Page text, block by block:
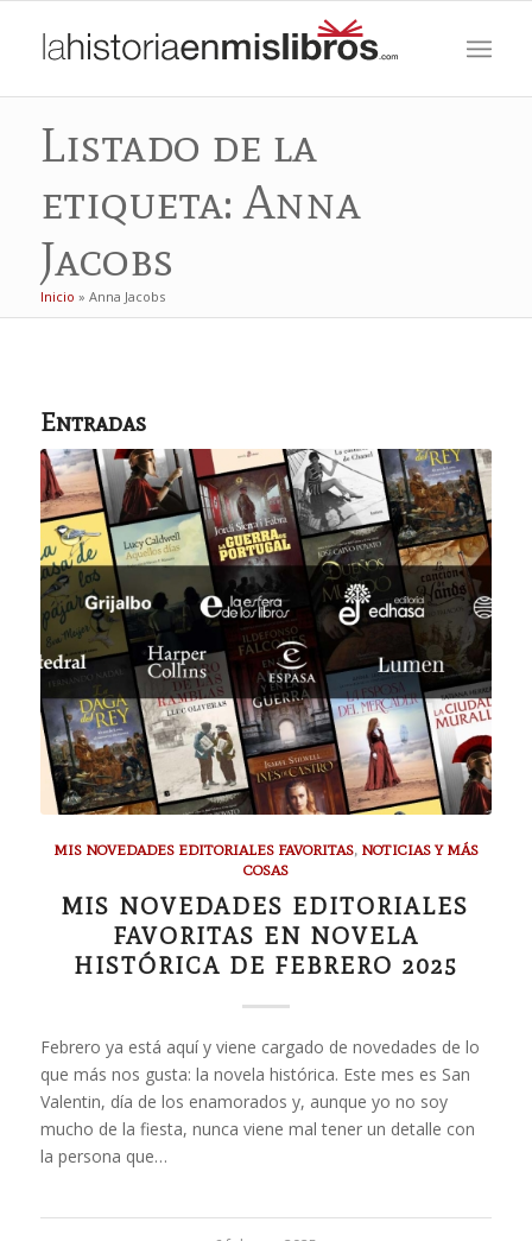
Listado de la
etiqueta: Anna
Jacobs
Inicio » Anna Jacobs
Entradas
MIS NOVEDADES EDITORIALES FAVORITAS, NOTICIAS Y MÁS
COSAS
MIS NOVEDADES EDITORIALES
FAVORITAS EN NOVELA
HISTÓRICA DE FEBRERO 2025
Febrero ya está aquí y viene cargado de novedades de lo
que más nos gusta: la novela histórica. Este mes es San
Valentin, día de los enamorados y, aunque yo no soy
mucho de la fiesta, nunca viene mal tener un detalle con
la persona que…